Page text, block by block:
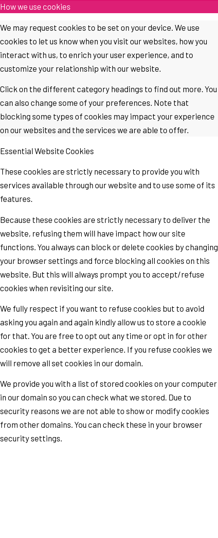
How we use cookies
We may request cookies to be set on your device. We use
cookies to let us know when you visit our websites, how you
interact with us, to enrich your user experience, and to
customize your relationship with our website.
Click on the different category headings to find out more. You
can also change some of your preferences. Note that
blocking some types of cookies may impact your experience
on our websites and the services we are able to offer.
Essential Website Cookies
These cookies are strictly necessary to provide you with
services available through our website and to use some of its
features.
Because these cookies are strictly necessary to deliver the
website, refusing them will have impact how our site
functions. You always can block or delete cookies by changing
your browser settings and force blocking all cookies on this
website. But this will always prompt you to accept/refuse
cookies when revisiting our site.
We fully respect if you want to refuse cookies but to avoid
asking you again and again kindly allow us to store a cookie
for that. You are free to opt out any time or opt in for other
cookies to get a better experience. If you refuse cookies we
will remove all set cookies in our domain.
We provide you with a list of stored cookies on your computer
in our domain so you can check what we stored. Due to
security reasons we are not able to show or modify cookies
from other domains. You can check these in your browser
security settings.